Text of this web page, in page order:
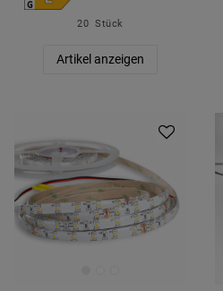
20 Stück
Artikel anzeigen